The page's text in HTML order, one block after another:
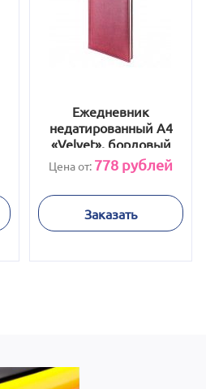
Ежедневник
недатированный А4
«Velvet», бордовый
Цена от: 778 рублей
Заказать